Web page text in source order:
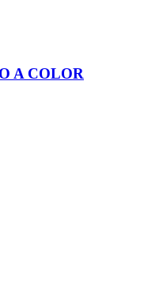
A COLOR